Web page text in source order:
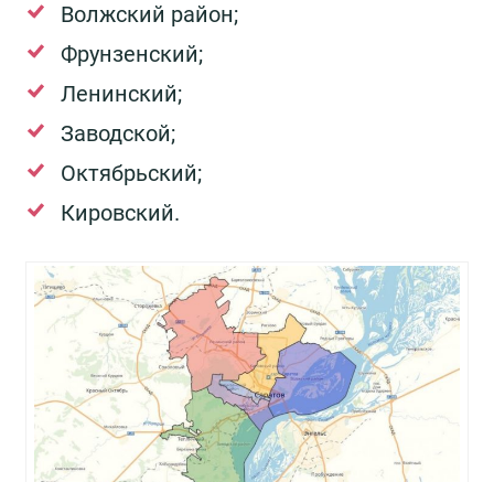
Волжский район;
Фрунзенский;
Ленинский;
Заводской;
Октябрьский;
Кировский.